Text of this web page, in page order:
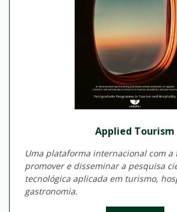
Applied Tourism
Uma plataforma internacional com a
promover e disseminar a pesquisa
tecnológica aplicada em turismo,
gastronomia.